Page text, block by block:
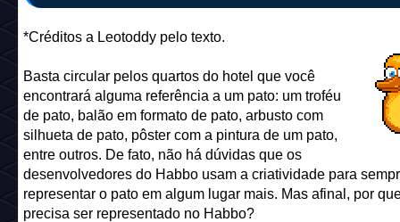
*Créditos a Leotoddy pelo texto.
Basta circular pelos quartos do hotel que você
encontrará alguma referência a um pato: um troféu
de pato, balão em formato de pato, arbusto com
silhueta de pato, pôster com a pintura de um pato,
entre outros. De fato, não há dúvidas que os
desenvolvedores do Habbo usam a criatividade para
representar o pato em algum lugar mais. Mas afinal, por
precisa ser representado no Habbo?